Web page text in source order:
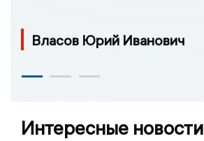
Власов Юрий Иванович
Интересные новости